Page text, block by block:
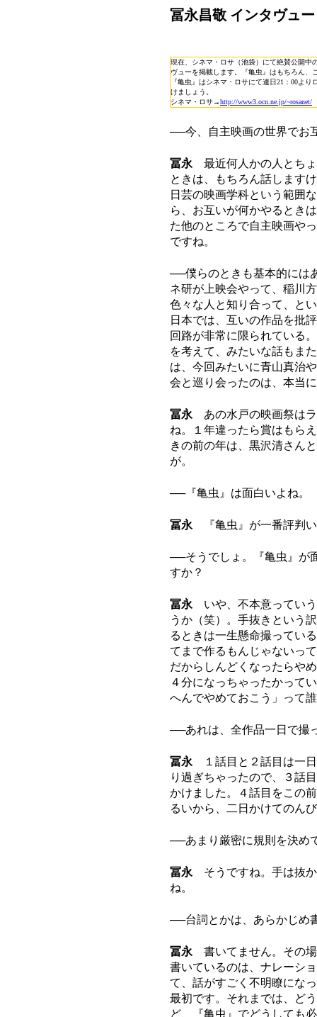
冨永昌敬 インタヴュー
現在、シネマ・ロサ（池袋）にて絶賛公開中
ヴューを掲載します。『亀虫』はもちろん、
『亀虫』はシネマ・ロサにて連日21：00よ
けましょう。
シネマ・ロサ→http://www3.ocn.ne.jp/~rosanet/
──今、自主映画の世界でお
冨永最近何人かの人とちょ
ときは、もちろん話します
日芸の映画学科という範囲
ら、お互いが何かやるとき
た他のところで自主映画や
ですね。
──僕らのときも基本的には
ネ研が上映会やって、稲川
色々な人と知り合って、と
日本では、互いの作品を批
回路が非常に限られている
を考えて、みたいな話もま
は、今回みたいに青山真治
会と巡り会ったのは、本当
冨永あの水戸の映画祭はラ
ね。１年違ったら賞はもら
きの前の年は、黒沢清さん
が。
──『亀虫』は面白いよね。
冨永『亀虫』が一番評判い
──そうでしょ。『亀虫』が
すか？
冨永いや、不本意っていう
うか（笑）。手抜きという
るときは一生懸命撮ってい
てまで作るもんじゃないっ
だからしんどくなったらや
４分になっちゃったかって
へんでやめておこう」って
──あれは、全作品一日で撮
冨永１話目と２話目は一日
り過ぎちゃったので、３話
かけました。４話目をこの
るいから、二日かけてのん
──あまり厳密に規則を決め
冨永そうですね。手は抜か
ね。
──台詞とかは、あらかじめ
冨永書いてません。その場
書いているのは、ナレーシ
て、話がすごく不明瞭にな
最初です。それまでは、ど
ど、『亀虫』でどうしても